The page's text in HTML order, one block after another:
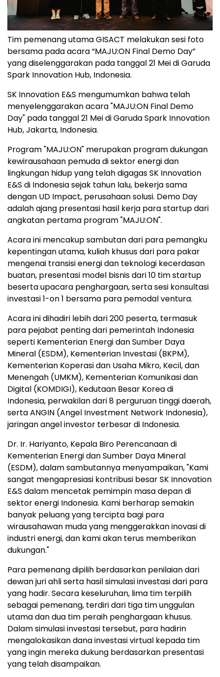
Tim pemenang utama GISACT melakukan sesi foto
bersama pada acara “MAJU:ON Final Demo Day”
yang diselenggarakan pada tanggal 21 Mei di Garuda
Spark Innovation Hub, Indonesia.
SK Innovation E&S mengumumkan bahwa telah
menyelenggarakan acara "MAJU:ON Final Demo
Day" pada tanggal 21 Mei di Garuda Spark Innovation
Hub, Jakarta, Indonesia.
Program "MAJU:ON" merupakan program dukungan
kewirausahaan pemuda di sektor energi dan
lingkungan hidup yang telah digagas SK Innovation
E&S di Indonesia sejak tahun lalu, bekerja sama
dengan UD Impact, perusahaan solusi. Demo Day
adalah ajang presentasi hasil kerja para startup dari
angkatan pertama program "MAJU:ON".
Acara ini mencakup sambutan dari para pemangku
kepentingan utama, kuliah khusus dari para pakar
mengenai transisi energi dan teknologi kecerdasan
buatan, presentasi model bisnis dari 10 tim startup
beserta upacara penghargaan, serta sesi konsultasi
investasi 1-on 1 bersama para pemodal ventura.
Acara ini dihadiri lebih dari 200 peserta, termasuk
para pejabat penting dari pemerintah Indonesia
seperti Kementerian Energi dan Sumber Daya
Mineral (ESDM), Kementerian Investasi (BKPM),
Kementerian Koperasi dan Usaha Mikro, Kecil, dan
Menengah (UMKM), Kementerian Komunikasi dan
Digital (KOMDIGI), Kedutaan Besar Korea di
Indonesia, perwakilan dari 8 perguruan tinggi daerah,
serta ANGIN (Angel Investment Network Indonesia),
jaringan angel investor terbesar di Indonesia.
Dr. Ir. Hariyanto, Kepala Biro Perencanaan di
Kementerian Energi dan Sumber Daya Mineral
(ESDM), dalam sambutannya menyampaikan, "Kami
sangat mengapresiasi kontribusi besar SK Innovation
E&S dalam mencetak pemimpin masa depan di
sektor energi Indonesia. Kami berharap semakin
banyak peluang yang tercipta bagi para
wirausahawan muda yang menggerakkan inovasi di
industri energi, dan kami akan terus memberikan
dukungan."
Para pemenang dipilih berdasarkan penilaian dari
dewan juri ahli serta hasil simulasi investasi dari para
yang hadir. Secara keseluruhan, lima tim terpilih
sebagai pemenang, terdiri dari tiga tim unggulan
utama dan dua tim peraih penghargaan khusus.
Dalam simulasi investasi tersebut, para hadirin
mengalokasikan dana investasi virtual kepada tim
yang ingin mereka dukung berdasarkan presentasi
yang telah disampaikan.